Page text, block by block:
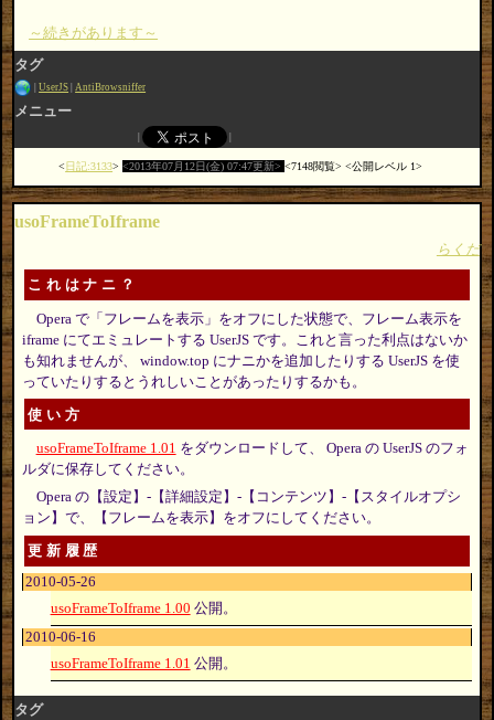
～続きがあります～
タグ
UserJS AntiBrowsniffer
メニュー
日記:3133 2013年07月12日(金) 07:47更新 7148閲覧 公開レベル 1
usoFrameToIframe
らくだ
これはナニ？
Opera で「フレームを表示」をオフにした状態で、フレーム表示を
iframe にてエミュレートする UserJS です。これと言った利点はないか
も知れませんが、 window.top にナニかを追加したりする UserJS を使
っていたりするとうれしいことがあったりするかも。
使い方
usoFrameToIframe 1.01 をダウンロードして、 Opera の UserJS のフォ
ルダに保存してください。
Opera の【設定】-【詳細設定】-【コンテンツ】-【スタイルオプシ
ョン】で、【フレームを表示】をオフにしてください。
更新履歴
2010-05-26
usoFrameToIframe 1.00 公開。
2010-06-16
usoFrameToIframe 1.01 公開。
タグ